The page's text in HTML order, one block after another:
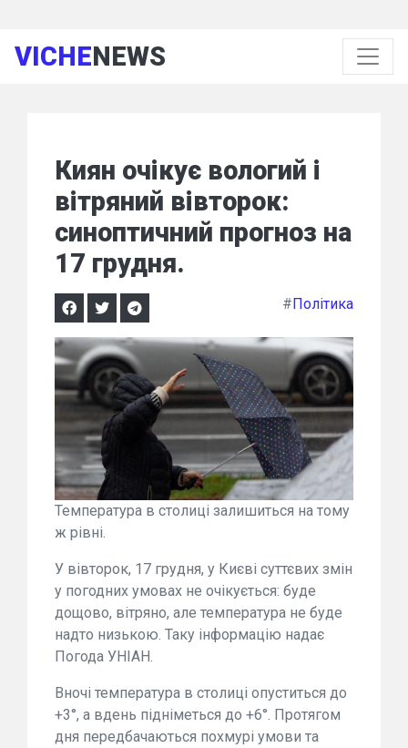
VICHENEWS
Киян очікує вологий і
вітряний вівторок:
синоптичний прогноз на
17 грудня.
#Політика
Температура в столиці залишиться на тому
ж рівні.
У вівторок, 17 грудня, у Києві суттєвих змін
у погодних умовах не очікується: буде
дощово, вітряно, але температура не буде
надто низькою. Таку інформацію надає
Погода УНІАН.
Вночі температура в столиці опуститься до
+3°, а вдень підніметься до +6°. Протягом
дня передбачаються похмурі умови та